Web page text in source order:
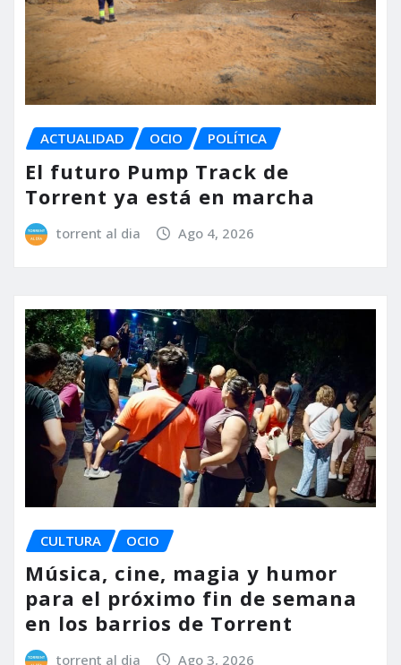
ACTUALIDAD OCIO POLÍTICA
El futuro Pump Track de
Torrent ya está en marcha
torrent al dia Ago 4, 2026
CULTURA OCIO
Música, cine, magia y humor
para el próximo fin de semana
en los barrios de Torrent
torrent al dia Ago 3, 2026